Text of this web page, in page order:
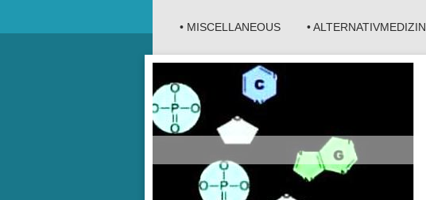
• MISCELLANEOUS • ALTERNATIVMEDIZIN